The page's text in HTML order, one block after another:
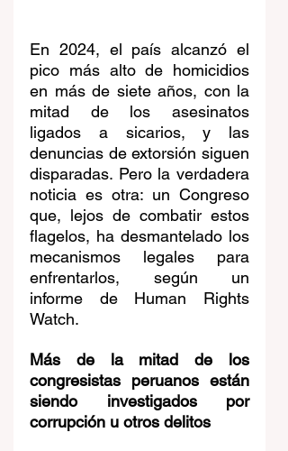
En 2024, el país alcanzó el
pico más alto de homicidios
en más de siete años, con la
mitad de los asesinatos
ligados a sicarios, y las
denuncias de extorsión siguen
disparadas. Pero la verdadera
noticia es otra: un Congreso
que, lejos de combatir estos
flagelos, ha desmantelado los
mecanismos legales para
enfrentarlos, según un
informe de Human Rights
Watch.
Más de la mitad de los
congresistas peruanos están
siendo investigados por
corrupción u otros delitos